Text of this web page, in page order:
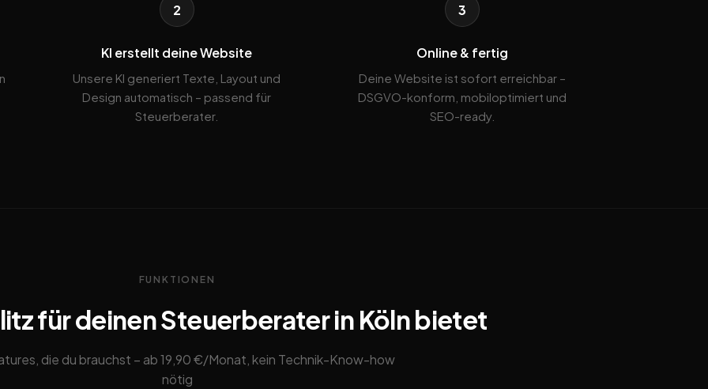
2
KI erstellt deine Website
Unsere KI generiert Texte, Layout und
Design automatisch – passend für
Steuerberater.
3
Online & fertig
Deine Website ist sofort erreichbar –
DSGVO-konform, mobiloptimiert und
SEO-ready.
FUNKTIONEN
für deinen Steuerberater in Köln bietet
die du brauchst – ab 19,90 €/Monat, kein Technik-Know-how
nötig